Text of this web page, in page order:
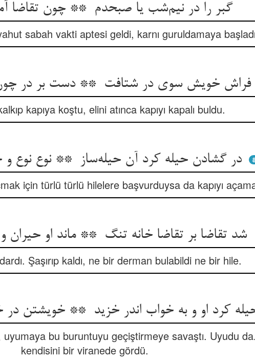
گبر را در نیم‌شب یا صبحدم ** چون تقاضا آمد و درد شکم
sabah vakti aptesi geldi, karnı guruldamaya
kapıya koştu, elini atınca kapıyı kapalı buldu.
در گشادن حیله کرد آن حیله‌ساز ** نوع نوع و خود نشد آن بند باز
için türlü türlü hilelere başvurduysa da kapıyı
شد تقاضا بر تقاضا خانه تنگ ** ماند او حیران و بی‌درمان و دنگ
Şaşırıp kaldı, ne bir derman bulabildi ne bir hile.
bu buruntuyu geçiştirmeye savaştı. Uyudu
kendisini bir viranede gördü.